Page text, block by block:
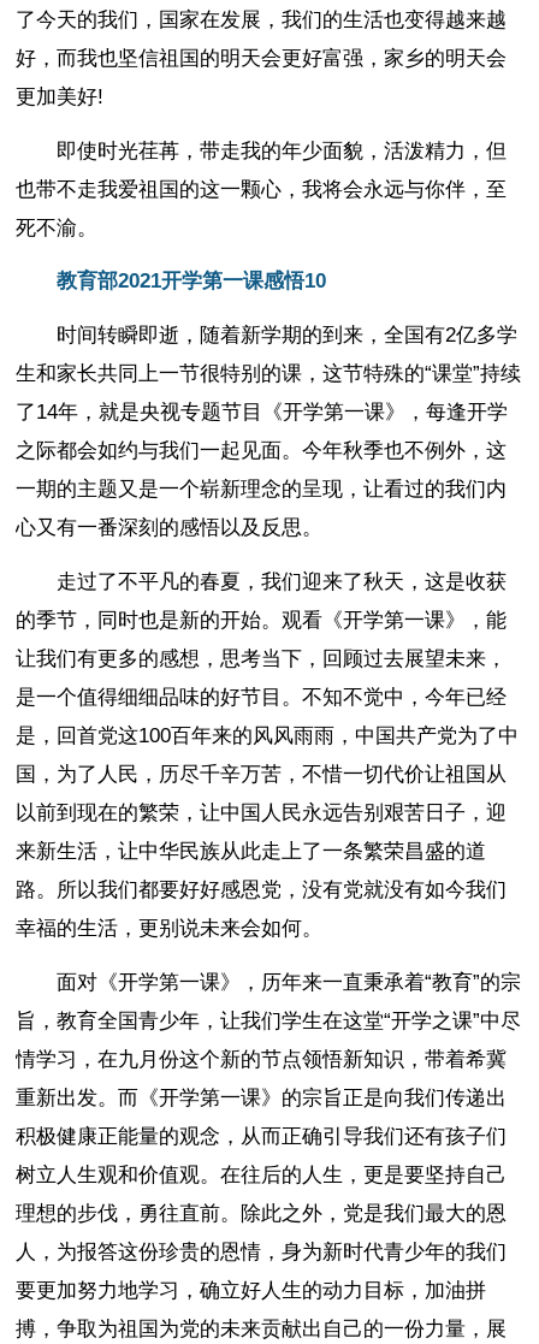
了今天的我们，国家在发展，我们的生活也变得越来越
好，而我也坚信祖国的明天会更好富强，家乡的明天会
更加美好!
即使时光荏苒，带走我的年少面貌，活泼精力，但
也带不走我爱祖国的这一颗心，我将会永远与你伴，至
死不渝。
教育部2021开学第一课感悟10
时间转瞬即逝，随着新学期的到来，全国有2亿多学
生和家长共同上一节很特别的课，这节特殊的“课堂”持续
了14年，就是央视专题节目《开学第一课》，每逢开学
之际都会如约与我们一起见面。今年秋季也不例外，这
一期的主题又是一个崭新理念的呈现，让看过的我们内
心又有一番深刻的感悟以及反思。
走过了不平凡的春夏，我们迎来了秋天，这是收获
的季节，同时也是新的开始。观看《开学第一课》，能
让我们有更多的感想，思考当下，回顾过去展望未来，
是一个值得细细品味的好节目。不知不觉中，今年已经
是，回首党这100百年来的风风雨雨，中国共产党为了中
国，为了人民，历尽千辛万苦，不惜一切代价让祖国从
以前到现在的繁荣，让中国人民永远告别艰苦日子，迎
来新生活，让中华民族从此走上了一条繁荣昌盛的道
路。所以我们都要好好感恩党，没有党就没有如今我们
幸福的生活，更别说未来会如何。
面对《开学第一课》，历年来一直秉承着“教育”的宗
旨，教育全国青少年，让我们学生在这堂“开学之课”中尽
情学习，在九月份这个新的节点领悟新知识，带着希冀
重新出发。而《开学第一课》的宗旨正是向我们传递出
积极健康正能量的观念，从而正确引导我们还有孩子们
树立人生观和价值观。在往后的人生，更是要坚持自己
理想的步伐，勇往直前。除此之外，党是我们最大的恩
人，为报答这份珍贵的恩情，身为新时代青少年的我们
要更加努力地学习，确立好人生的动力目标，加油拼
搏，争取为祖国为党的未来贡献出自己的一份力量，展